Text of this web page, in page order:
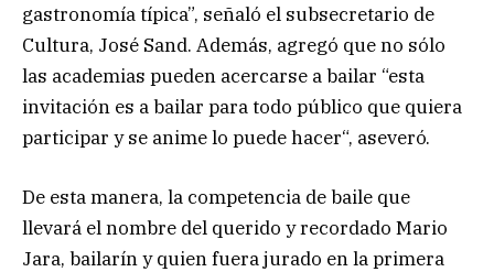
gastronomía típica”, señaló el subsecretario de
Cultura, José Sand. Además, agregó que no sólo
las academias pueden acercarse a bailar “esta
invitación es a bailar para todo público que quiera
participar y se anime lo puede hacer“, aseveró.
De esta manera, la competencia de baile que
llevará el nombre del querido y recordado Mario
Jara, bailarín y quien fuera jurado en la primera